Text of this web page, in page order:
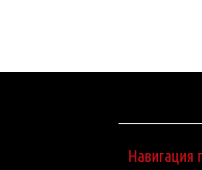
Навигация